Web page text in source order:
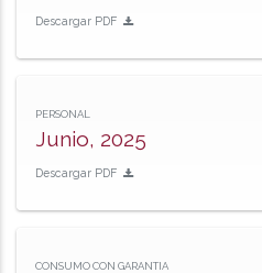
Descargar PDF
PERSONAL
Junio, 2025
Descargar PDF
CONSUMO CON GARANTIA